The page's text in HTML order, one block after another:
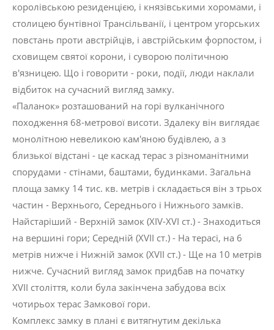
королівською резиденцією, і князівськими хоромами, і
столицею бунтівної Трансільванії, і центром угорських
повстань проти австрійців, і австрійським форпостом, і
сховищем святої корони, і суворою політичною
в'язницею. Що і говорити - роки, події, люди наклали
відбиток на сучасний вигляд замку.
«Паланок» розташований на горі вулканічного
походження 68-метрової висоти. Здалеку він виглядає
монолітною невеликою кам'яною будівлею, а з
близької відстані - це каскад терас з різноманітними
спорудами - стінами, баштами, будинками. Загальна
площа замку 14 тис. кв. метрів і складається він з трьох
частин - Верхнього, Середнього і Нижнього замків.
Найстаріший - Верхній замок (XIV-XVI ст.) - Знаходиться
на вершині гори; Середній (XVII ст.) - На терасі, на 6
метрів нижче і Нижній замок (XVII ст.) - Ще на 10 метрів
нижче. Сучасний вигляд замок придбав на початку
XVII століття, коли була закінчена забудова всіх
чотирьох терас Замкової гори.
Комплекс замку в плані є витягнутим декілька